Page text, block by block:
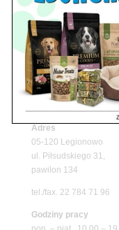
Z
Petito
Znajdź nas
Adres
05-120 Legionowo
ul. Piłsudskiego 31,
pawilon 134
tel./fax. 22 784 71 96
Godziny pracy